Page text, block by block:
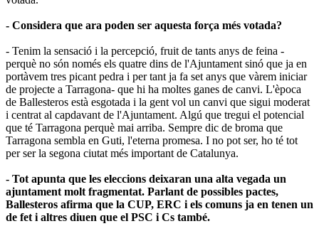
- Considera que ara poden ser aquesta força més votada?
- Tenim la sensació i la percepció, fruit de tants anys de feina -
perquè no són només els quatre dins de l'Ajuntament sinó que ja en
portàvem tres picant pedra i per tant ja fa set anys que vàrem iniciar
de projecte a Tarragona- que hi ha moltes ganes de canvi. L'època
de Ballesteros està esgotada i la gent vol un canvi que sigui moderat
i centrat al capdavant de l'Ajuntament. Algú que tregui el potencial
que té Tarragona perquè mai arriba. Sempre dic de broma que
Tarragona sembla en Guti, l'eterna promesa. I no pot ser, ho té tot
per ser la segona ciutat més important de Catalunya.
- Tot apunta que les eleccions deixaran una alta vegada un
ajuntament molt fragmentat. Parlant de possibles pactes,
Ballesteros afirma que la CUP, ERC i els comuns ja en tenen un
de fet i altres diuen que el PSC i Cs també.